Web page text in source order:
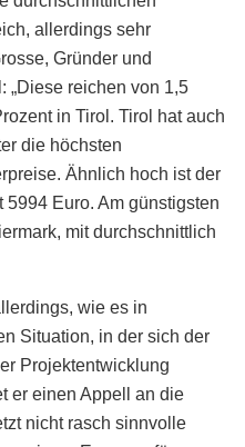
allerdings sehr
Gründer und
„Diese reichen von 1,5
in Tirol. Tirol hat auch
die höchsten
Ähnlich hoch ist der
Euro. Am günstigsten
mit durchschnittlich
wie es in
Situation, in der sich der
Projektentwicklung
er einen Appell an die
nicht rasch sinnvolle